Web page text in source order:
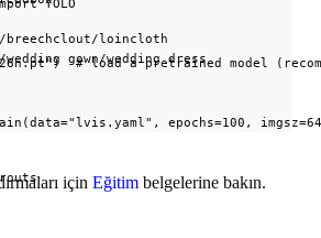
YOLO
# load a pretrained model
epochs=100,
için Eğitim belgelerine bakın.